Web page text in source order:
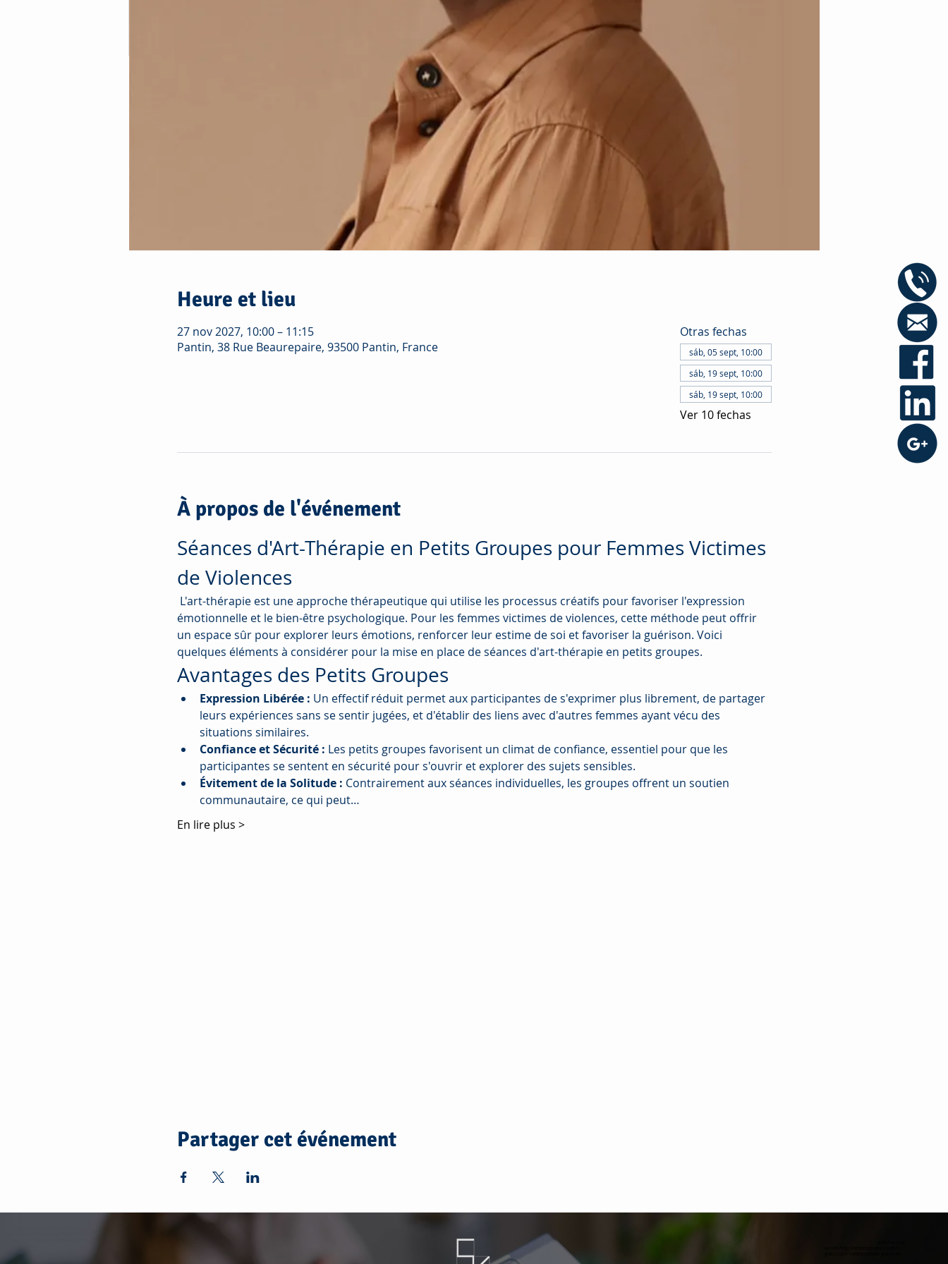
Heure et lieu
27 nov 2027, 10:00 – 11:15
Pantin, 38 Rue Beaurepaire, 93500 Pantin, France
Otras fechas
sáb, 05 sept, 10:00
sáb, 19 sept, 10:00
sáb, 19 sept, 10:00
Ver 10 fechas
À propos de l'événement
Séances d'Art-Thérapie en Petits Groupes pour Femmes Victimes
de Violences
L'art-thérapie est une approche thérapeutique qui utilise les processus créatifs pour favoriser l'expression
émotionnelle et le bien-être psychologique. Pour les femmes victimes de violences, cette méthode peut offrir
un espace sûr pour explorer leurs émotions, renforcer leur estime de soi et favoriser la guérison. Voici
quelques éléments à considérer pour la mise en place de séances d'art-thérapie en petits groupes.
Avantages des Petits Groupes
Expression Libérée : Un effectif réduit permet aux participantes de s'exprimer plus librement, de partager
leurs expériences sans se sentir jugées, et d'établir des liens avec d'autres femmes ayant vécu des
situations similaires.
Confiance et Sécurité : Les petits groupes favorisent un climat de confiance, essentiel pour que les
participantes se sentent en sécurité pour s'ouvrir et explorer des sujets sensibles.
Évitement de la Solitude : Contrairement aux séances individuelles, les groupes offrent un soutien
communautaire, ce qui peut…
En lire plus >
Partager cet événement